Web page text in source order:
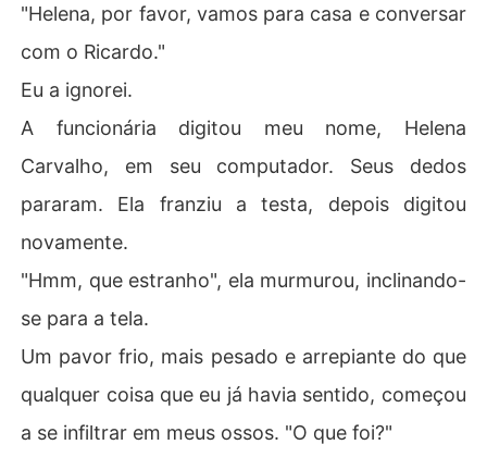
"Helena, por favor, vamos para casa e conversar
com o Ricardo."
Eu a ignorei.
A funcionária digitou meu nome, Helena
Carvalho, em seu computador. Seus dedos
pararam. Ela franziu a testa, depois digitou
novamente.
"Hmm, que estranho", ela murmurou, inclinando-
se para a tela.
Um pavor frio, mais pesado e arrepiante do que
qualquer coisa que eu já havia sentido, começou
a se infiltrar em meus ossos. "O que foi?"